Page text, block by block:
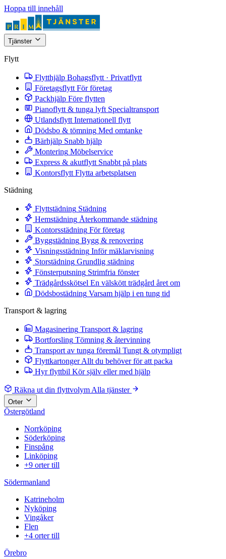
Hoppa till innehåll
Tjänster
Flytt
Flytthjälp Bohagsflytt · Privatflytt
Företagsflytt För företag
Packhjälp Före flytten
Pianoflytt & tunga lyft Specialtransport
Utlandsflytt Internationell flytt
Dödsbo & tömning Med omtanke
Bärhjälp Snabb hjälp
Montering Möbelservice
Express & akutflytt Snabbt på plats
Kontorsflytt Flytta arbetsplatsen
Städning
Flyttstädning Städning
Hemstädning Återkommande städning
Kontorsstädning För företag
Byggstädning Bygg & renovering
Visningsstädning Inför mäklarvisning
Storstädning Grundlig städning
Fönsterputsning Strimfria fönster
Trädgårdsskötsel En välskött trädgård året om
Dödsbostädning Varsam hjälp i en tung tid
Transport & lagring
Magasinering Transport & lagring
Bortforsling Tömning & återvinning
Transport av tunga föremål Tungt & otympligt
Flyttkartonger Allt du behöver för att packa
Hyr flyttbil Kör själv eller med hjälp
Räkna ut din flyttvolym Alla tjänster
Orter
Östergötland
Norrköping
Söderköping
Finspång
Linköping
+9 orter till
Södermanland
Katrineholm
Nyköping
Vingåker
Flen
+4 orter till
Örebro